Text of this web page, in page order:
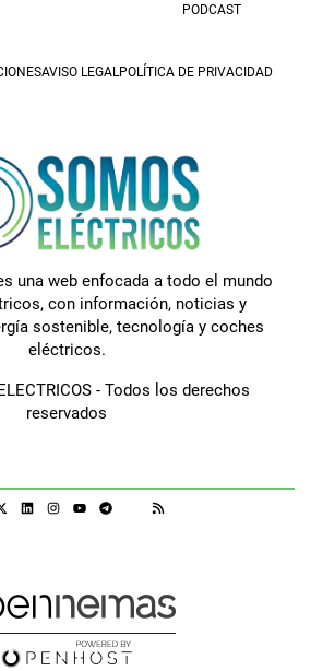
PODCAST
AVISO LEGAL POLÍTICA DE PRIVACIDAD
una web enfocada a todo el mundo
con información, noticias y
sostenible, tecnología y coches
eléctricos.
- Todos los derechos
reservados
LinkedinInstagramTelegram
Google Discover